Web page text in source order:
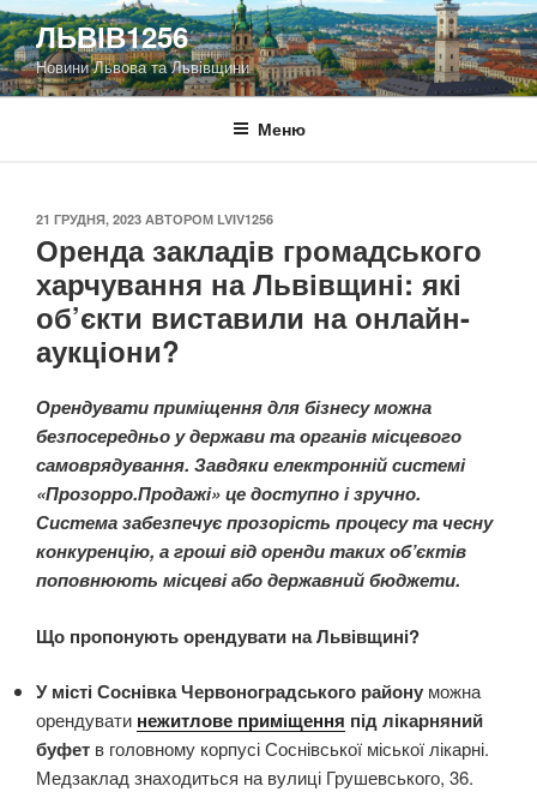
Перейти
до
вмісту
ЛЬВІВ1256
Новини Львова та Львівщини
Меню
ОПУБЛІКОВАНО
21 ГРУДНЯ, 2023 АВТОРОМ LVIV1256
Оренда закладів громадського
харчування на Львівщині: які
об’єкти виставили на онлайн-
аукціони?
Орендувати приміщення для бізнесу можна
безпосередньо у держави та органів місцевого
самоврядування. Завдяки електронній системі
«Прозорро.Продажі» це доступно і зручно.
Система забезпечує прозорість процесу та чесну
конкуренцію, а гроші від оренди таких об’єктів
поповнюють місцеві або державний бюджети.
Що пропонують орендувати на Львівщині?
У місті Соснівка Червоноградського району можна
орендувати нежитлове приміщення під лікарняний
буфет в головному корпусі Соснівської міської лікарні.
Медзаклад знаходиться на вулиці Грушевського, 36.